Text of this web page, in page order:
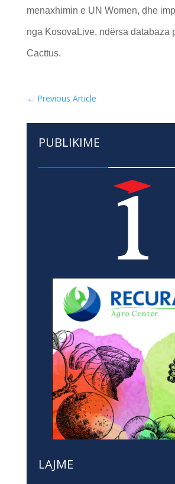
menaxhimin e UN Women, dhe
nga KosovaLive, ndërsa databaza
Cacttus.
← Previous Article
PUBLIKIME
LAJME